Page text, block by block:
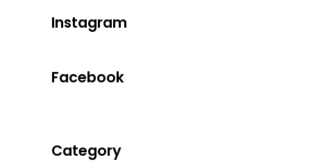
Instagram
Facebook
Category